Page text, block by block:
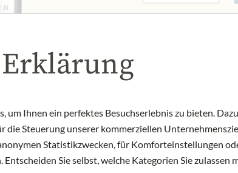
um Ihnen ein perfektes Besuchserlebnis zu bieten.
die Steuerung unserer kommerziellen
Statistikzwecken, für Komforteinstellungen
Sie selbst, welche Kategorien Sie zulassen